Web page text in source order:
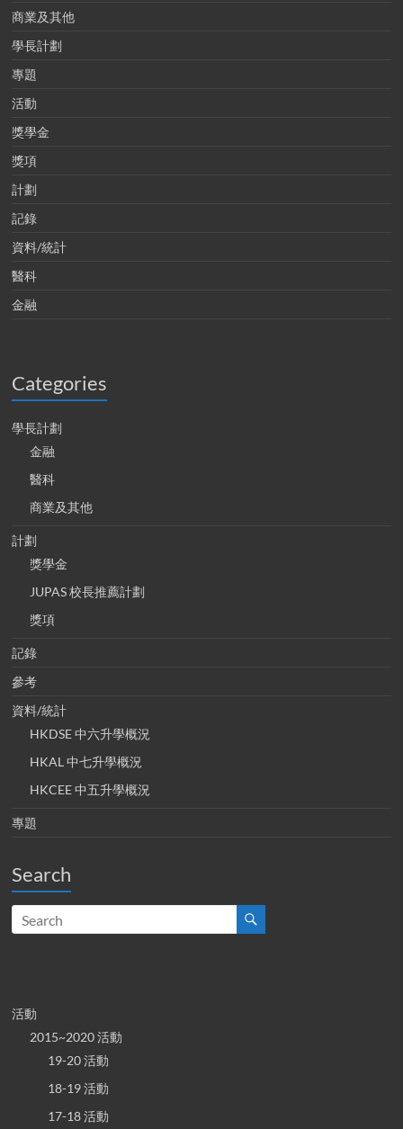
商業及其他
學長計劃
專題
活動
獎學金
獎項
計劃
記錄
資料/統計
醫科
金融
Categories
學長計劃
金融
醫科
商業及其他
計劃
獎學金
JUPAS 校長推薦計劃
獎項
記錄
參考
資料/統計
HKDSE 中六升學概況
HKAL 中七升學概況
HKCEE 中五升學概況
專題
Search
活動
2015~2020 活動
19-20 活動
18-19 活動
17-18 活動